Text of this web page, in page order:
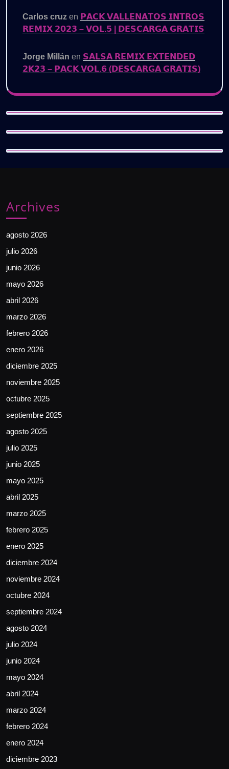
Carlos cruz en 𝗣𝗔𝗖𝗞 𝗩𝗔𝗟𝗟𝗘𝗡𝗔𝗧𝗢𝗦 𝗜𝗡𝗧𝗥𝗢𝗦
𝗥𝗘𝗠𝗜𝗫 𝟮𝟬𝟮𝟯 – 𝗩𝗢𝗟.𝟱 | 𝗗𝗘𝗦𝗖𝗔𝗥𝗚𝗔 𝗚𝗥𝗔𝗧𝗜𝗦
Jorge Millán en 𝗦𝗔𝗟𝗦𝗔 𝗥𝗘𝗠𝗜𝗫 𝗘𝗫𝗧𝗘𝗡𝗗𝗘𝗗
𝟮𝗞𝟮𝟯 – 𝗣𝗔𝗖𝗞 𝗩𝗢𝗟.𝟲 (𝗗𝗘𝗦𝗖𝗔𝗥𝗚𝗔 𝗚𝗥𝗔𝗧𝗜𝗦)
Archives
agosto 2026
julio 2026
junio 2026
mayo 2026
abril 2026
marzo 2026
febrero 2026
enero 2026
diciembre 2025
noviembre 2025
octubre 2025
septiembre 2025
agosto 2025
julio 2025
junio 2025
mayo 2025
abril 2025
marzo 2025
febrero 2025
enero 2025
diciembre 2024
noviembre 2024
octubre 2024
septiembre 2024
agosto 2024
julio 2024
junio 2024
mayo 2024
abril 2024
marzo 2024
febrero 2024
enero 2024
diciembre 2023